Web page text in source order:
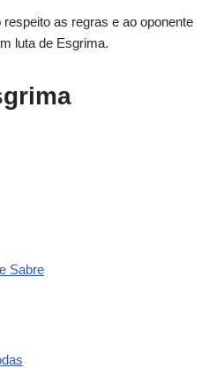
as regras e ao oponente
luta de Esgrima.
Sabre